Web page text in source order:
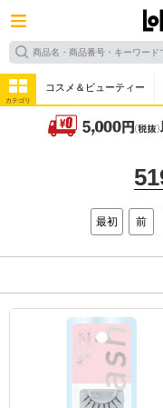
カテゴリ
コスメ＆ビューティー
最初 前